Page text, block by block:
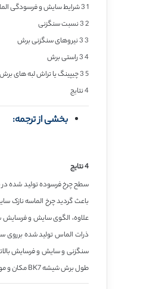
1 3 شرایط سایش و فرسودگی الماس
2 3 نسبت سنگزنی
3 3 نیروهای سنگزنی برش
4 3 راستی برش
5 3 چیپینگ یا تراش لبه های برش
4 نتایج
بخشی از ترجمه:
4 نتایج
علاوه، الگوی سایش و فرسایش
ذرات الماس تولید شده برروی
سنگزنی و سایش و فرسایش
طول برش شیشه BK7 مکان و موقعیت محدب ماکسیمم برای حرکت به سمت محل اولیه برش با افزایش سرعت عرضی را تولید نمود.